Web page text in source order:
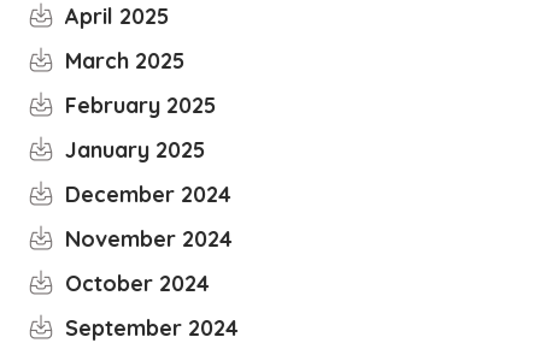
April 2025
March 2025
February 2025
January 2025
December 2024
November 2024
October 2024
September 2024